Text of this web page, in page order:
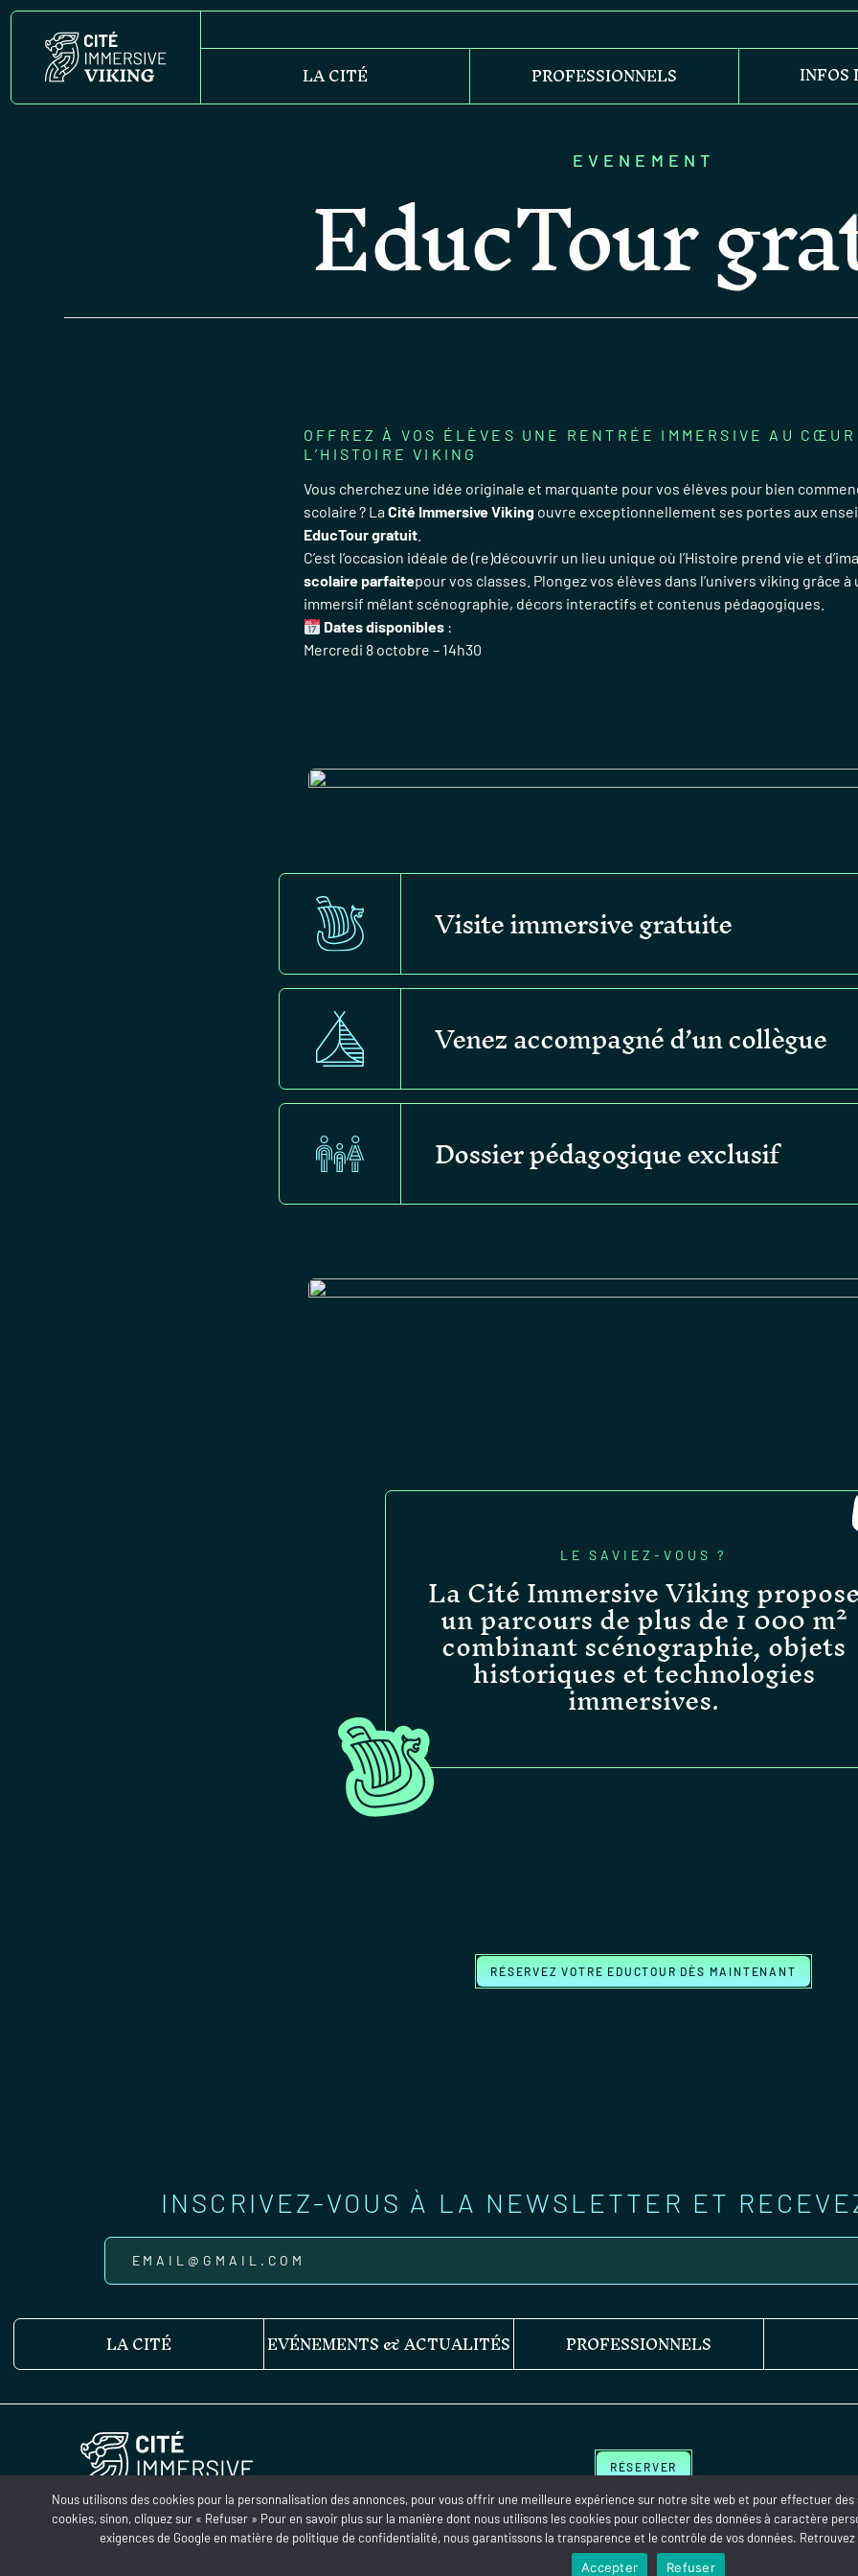
LA CITÉ PROFESSIONNELS INFOS
EVENEMENT
EducTour
OFFREZ À VOS ÉLÈVES UNE RENTRÉE IMMERSIVE AU
L’HISTOIRE VIKING
Vous cherchez une idée originale et marquante pour vos élèves pour bien
scolaire ? La Cité Immersive Viking ouvre exceptionnellement ses portes aux
EducTour gratuit
C’est l’occasion idéale de (re)découvrir un lieu unique où l’Histoire prend vie et
scolaire parfaitepour vos classes. Plongez vos élèves dans l’univers viking grâce à
immersif mêlant scénographie, décors interactifs et contenus pédagogiques.
Dates disponibles :
Mercredi 8 octobre – 14h30
Visite immersive gratuite
Venez accompagné d’un collègue
Dossier pédagogique exclusif
LE SAVIEZ-VOUS ?
La Cité Immersive Viking
un parcours de plus de 1 000 m²
combinant scénographie, objets
historiques et technologies
immersives.
RÉSERVEZ VOTRE EDUCTOUR DÈS MAINTENANT
INSCRIVEZ-VOUS À LA NEWSLETTER ET
LA CITÉ EVÉNEMENTS & ACTUALITÉS PROFESSIONNELS
RÉSERVER
Nous utilisons des cookies pour la personnalisation des annonces, pour vous offrir une meilleure expérience sur notre site web et pour effectuer
cookies, sinon, cliquez sur « Refuser » Pour en savoir plus sur la manière dont nous utilisons les cookies pour collecter des données à caractère
exigences de Google en matière de politique de confidentialité, nous garantissons la transparence et le contrôle de vos données.
Accepter
Refuser